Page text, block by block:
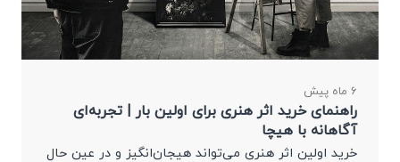
6 ماه پیش
راهنمای خرید اثر هنری برای اولین بار | تجربه‌ای
آگاهانه با هیچا
خرید اولین اثر هنری می‌تواند هیجان‌انگیز و در عین حال